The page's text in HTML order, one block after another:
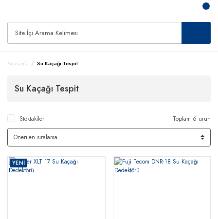
Anasayfa Su Kaçağı Tespit
Su Kaçağı Tespit
Stoktakiler Toplam 6 ürün
YENİ